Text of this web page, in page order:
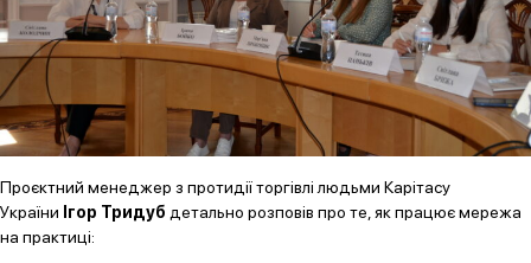
Проєктний менеджер з протидії торгівлі людьми Карітасу
України Ігор Тридуб детально розповів про те, як працює мережа
на практиці: